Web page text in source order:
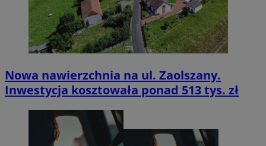
Nowa nawierzchnia na ul. Zaolszany.
Inwestycja kosztowała ponad 513 tys. zł